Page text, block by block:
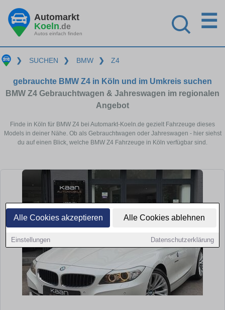
Alle Cookies akzeptieren Alle Cookies ablehnen
Einstellungen Datenschutzerklärung
Automarkt
Koeln.de
Autos einfach finden
☰
❯ SUCHEN ❯ BMW ❯ Z4
gebrauchte BMW Z4 in Köln und im Umkreis suchen
BMW Z4 Gebrauchtwagen & Jahreswagen im regionalen
Angebot
Finde in Köln für BMW Z4 bei Automarkt-Koeln.de gezielt Fahrzeuge dieses
Models in deiner Nähe. Ob als Gebrauchtwagen oder Jahreswagen - hier siehst
du auf einen Blick, welche BMW Z4 Fahrzeuge in Köln verfügbar sind.